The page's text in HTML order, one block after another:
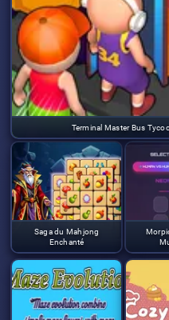
Terminal Master Bus
Saga du Mahjong
Enchanté